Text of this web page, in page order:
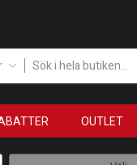
OUTLET